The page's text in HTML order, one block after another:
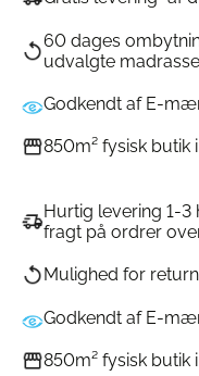
60 dages
udvalgte
Godkendt af E-
850m² fysisk butik
Hurtig levering 1-3
fragt på ordrer
Mulighed for
Godkendt af E-
850m² fysisk butik